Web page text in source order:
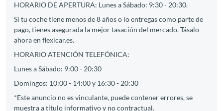
HORARIO DE APERTURA: Lunes a Sábado: 9:30 - 20:30.
Si tu coche tiene menos de 8 años o lo entregas como parte de
pago, tienes asegurada la mejor tasación del mercado. Tásalo
ahora en flexicar.es.
HORARIO ATENCIÓN TELEFÓNICA:
Lunes a Sábado: 9:00 - 20:30
Domingos: 10:00 - 14:00 y 16:30 - 20:30
*Este anuncio no es vinculante, puede contener errores, se
muestra a título informativo y no contractual.